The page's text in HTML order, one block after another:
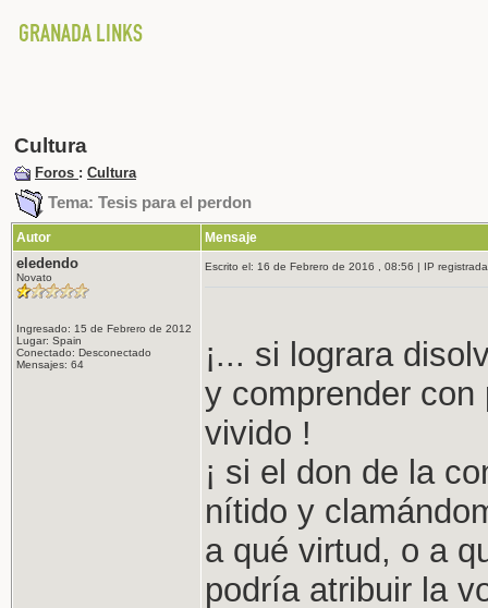
Cultura
Foros : Cultura
Tema: Tesis para el perdon
Autor Mensaje
eledendo
Novato
Ingresado: 15 de Febrero de 2012
Lugar: Spain
Conectado: Desconectado
Mensajes: 64
Escrito el: 16 de Febrero de 2016 , 08:56 | IP registrada
¡... si lograra
y comprender
vivido !
¡ si el don de la
nítido y
a qué virtud, o a
podría atribuir la